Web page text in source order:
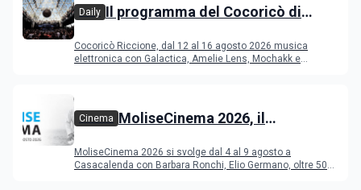
Daily Il programma del Cocoricò di
Cocoricò Riccione, dal 12 al 16 agosto 2026 musica
elettronica con Galactica, Amelie Lens, Mochakk e
Cinema MoliseCinema 2026, il
MoliseCinema 2026 si svolge dal 4 al 9 agosto a
Casacalenda con Barbara Ronchi, Elio Germano, oltre 50